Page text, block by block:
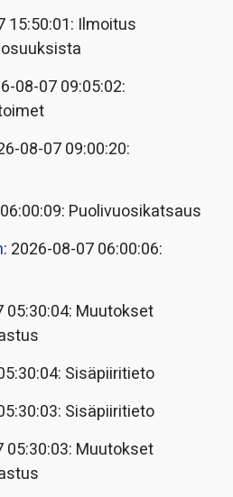
15:50:01: Ilmoitus
08-07 09:05:02:
08-07 09:00:20:
Puolivuosikatsaus
: 2026-08-07 06:00:06:
05:30:04: Muutokset
Sisäpiiritieto
Sisäpiiritieto
05:30:03: Muutokset